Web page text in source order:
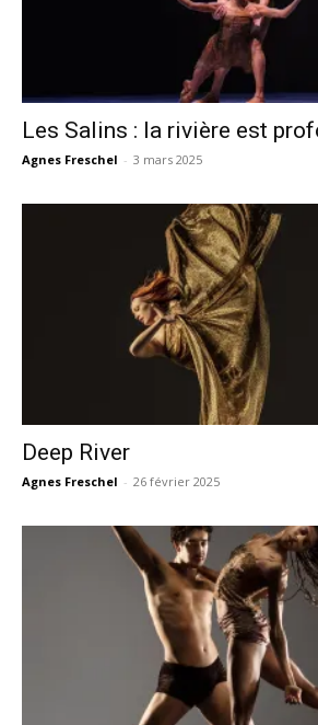
Les Salins : la rivière est
Agnes Freschel - 3 mars 2025
Deep River
Agnes Freschel - 26 février 2025